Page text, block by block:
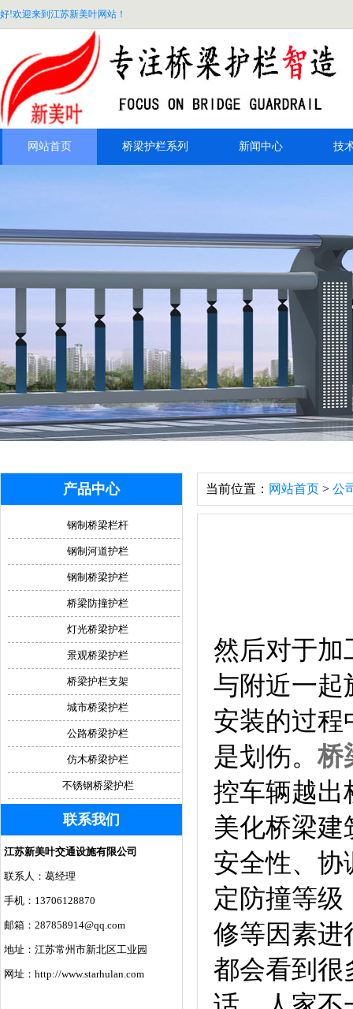
好!欢迎来到江苏新美叶网站！
网站首页 桥梁护栏系列 新闻中心 技
当前位置： 网站首页 > 公
然后对于加
与附近一起
安装的过程
是划伤。桥
控车辆越出
美化桥梁
安全性、协
定防撞等
修等因素进
都会看到很
产品中心
钢制桥梁栏杆
钢制河道护栏
钢制桥梁护栏
桥梁防撞护栏
灯光桥梁护栏
景观桥梁护栏
桥梁护栏支架
城市桥梁护栏
公路桥梁护栏
仿木桥梁护栏
不锈钢桥梁护栏
联系我们
江苏新美叶交通设施有限公司
联系人：葛经理
手机：13706128870
邮箱：287858914@qq.com
地址：江苏常州市新北区工业园
网址：http://www.starhulan.com